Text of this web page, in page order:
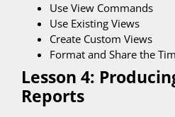
Use View Commands
Use Existing Views
Create Custom Views
Format and Share the
Lesson 4:
Reports